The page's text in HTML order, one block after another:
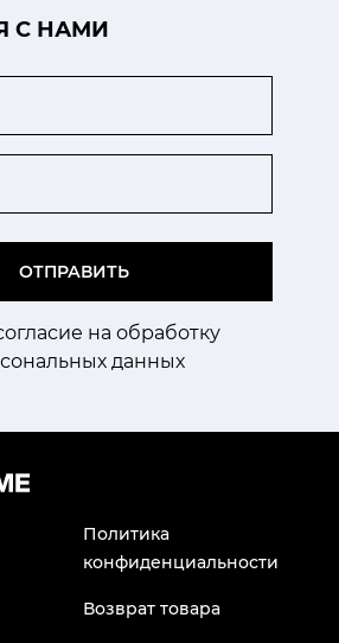
С НАМИ
ОТПРАВИТЬ
на обработку
данных
Политика
конфиденциальности
Возврат товара